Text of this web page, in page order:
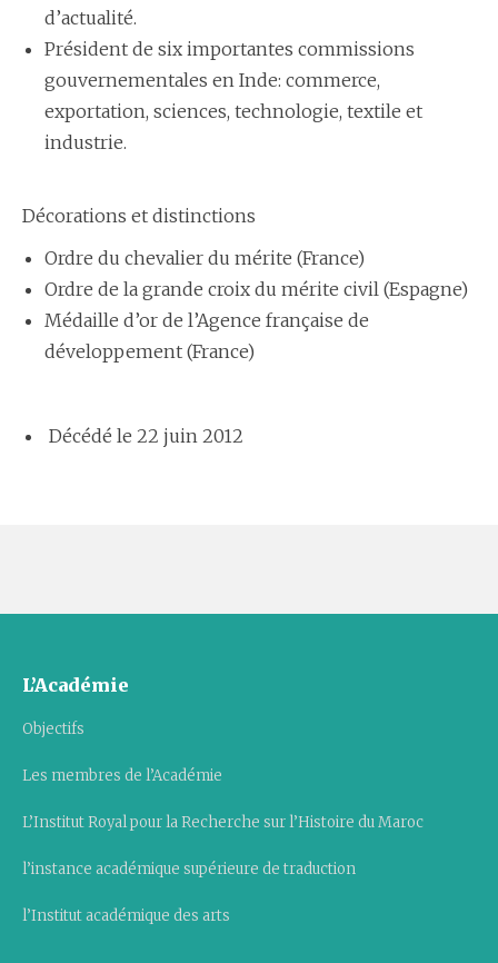
d’actualité.
Président de six importantes commissions
gouvernementales en Inde: commerce,
exportation, sciences, technologie, textile et
industrie.
Décorations et distinctions
Ordre du chevalier du mérite (France)
Ordre de la grande croix du mérite civil (Espagne)
Médaille d’or de l’Agence française de
développement (France)
Décédé le 22 juin 2012
L’Académie
Objectifs
Les membres de l’Académie
L’Institut Royal pour la Recherche sur l’Histoire du Maroc
l’instance académique supérieure de traduction
l’Institut académique des arts